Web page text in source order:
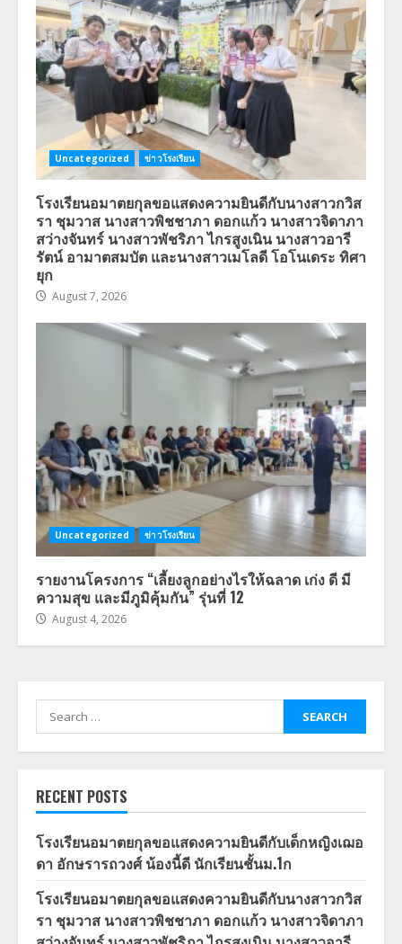
Uncategorized ข่าวโรงเรียน
โรงเรียนอมาตยกุลขอแสดงความยินดีกับนางสาวกวิส
รา ชุมวาส นางสาวพิชชาภา ดอกแก้ว นางสาวจิดาภา
สว่างจันทร์ นางสาวพัชริภา ไกรสูงเนิน นางสาวอารี
รัตน์ อามาตสมบัต และนางสาวเมโลดี โอโนเดระ ทิศา
ยุก
August 7, 2026
Uncategorized ข่าวโรงเรียน
รายงานโครงการ “เลี้ยงลูกอย่างไรให้ฉลาด เก่ง ดี มี
ความสุข และมีภูมิคุ้มกัน” รุ่นที่ 12
August 4, 2026
Search
for:
RECENT POSTS
โรงเรียนอมาตยกุลขอแสดงความยินดีกับเด็กหญิงเฌอ
ดา อักษรารถวงศ์ น้องนี้ดี นักเรียนชั้นม.1ก
โรงเรียนอมาตยกุลขอแสดงความยินดีกับนางสาวกวิส
รา ชุมวาส นางสาวพิชชาภา ดอกแก้ว นางสาวจิดาภา